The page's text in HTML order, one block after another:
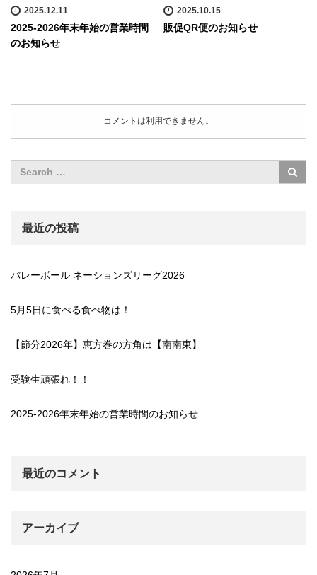
2025.12.11
2025-2026年末年始の営業時間
のお知らせ
2025.10.15
販促QR便のお知らせ
コメントは利用できません。
最近の投稿
バレーボール ネーションズリーグ2026
5月5日に食べる食べ物は！
【節分2026年】恵方巻の方角は【南南東】
受験生頑張れ！！
2025-2026年末年始の営業時間のお知らせ
最近のコメント
アーカイブ